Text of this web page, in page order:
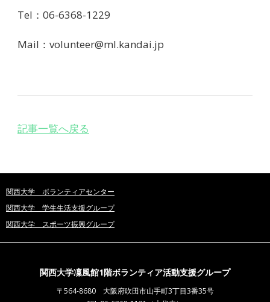
Tel：06-6368-1229
Mail： volunteer@ml.kandai.jp
記事一覧へ戻る
関西大学 ボランティアセンター
関西大学 学生生活支援グループ
関西大学 スポーツ振興グループ
関西大学凜風館1階ボランティア活動支援グループ
〒564-8680 大阪府吹田市山手町3丁目3番35号